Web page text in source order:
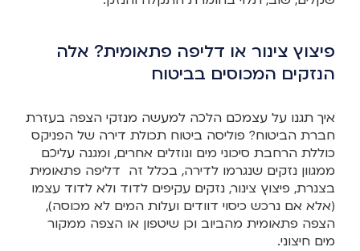
פיצוץ צינור או דליפה פתאומית? אלה
הנזקים המכוסים בביטוח
איך תגנו על עצמכם הלכה למעשה מנזקי הצפה בעזרת
חברת הביטוח? פוליסה ביטוח תכולת דירה של הפניקס
כוללת הרחבת סיכוני מים ונוזלים אחרים, ומגנה עליכם
ממגוון נזקים שנגרמו לדירה, בכלל זה דליפה פתאומית
בצנרת, פיצוץ צינור, נזקים עקיפים לדוד ולא לדוד עצמו
(אלא אם נרכש כיסוי דוודים ועלות המים לא מכוסה),
הצפה פתאומית מהביוב וכן שיטפון או הצפה ממקור
מים חיצוני.